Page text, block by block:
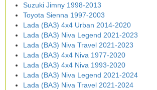
Suzuki Jimny 1998-2013
Toyota Sienna 1997-2003
Lada (ВАЗ) 4x4 Urban 2014-2020
Lada (ВАЗ) Niva Legend 2021-2023
Lada (ВАЗ) Niva Travel 2021-2023
Lada (ВАЗ) 4x4 Niva 1977-2020
Lada (ВАЗ) 4x4 Niva 1993-2020
Lada (ВАЗ) Niva Legend 2021-2024
Lada (ВАЗ) Niva Travel 2021-2024